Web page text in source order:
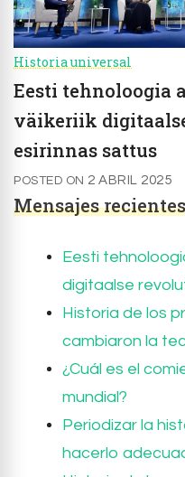
Historia universal
Eesti tehnoloogia
väikeriik
esirinnas sattus
POSTED ON 2 ABRIL 2025
Mensajes recientes
Eesti
digitaalse
Historia de los
cambiaron la
¿Cuál es el
mundial?
Periodizar la
hacerlo